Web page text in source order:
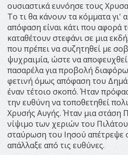
ουσιαστικά ευνόησε τους
Το τι θα κάνουν τα κόμματα γι'
απόφαση είναι κάτι που αφορά
καταθέτουν στεφάνι σε μια
που πρέπει να συζητηθεί με
ψυχραιμία, ώστε να
πασαρέλα για προβολή
φετινή όμως απόφαση του
έναν τέτοιο σκοπό. Ήταν
την ευθύνη να τοποθετηθεί
Χρυσής Αυγής. Ήταν μια στάση
νίψιμο των χεριών του
σταύρωση του Ιησού απέτρεψε
απάλλαξε από τις ευθύνες.